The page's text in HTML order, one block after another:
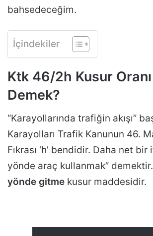
bahsedeceğim.
İçindekiler
Ktk 46/2h Kusur
Demek?
“Karayollarında trafiğin akışı”
Karayolları Trafik Kanunun 46.
Fıkrası ‘h’ bendidir. Daha net
yönde araç kullanmak” demektir.
yönde gitme kusur maddesidir.